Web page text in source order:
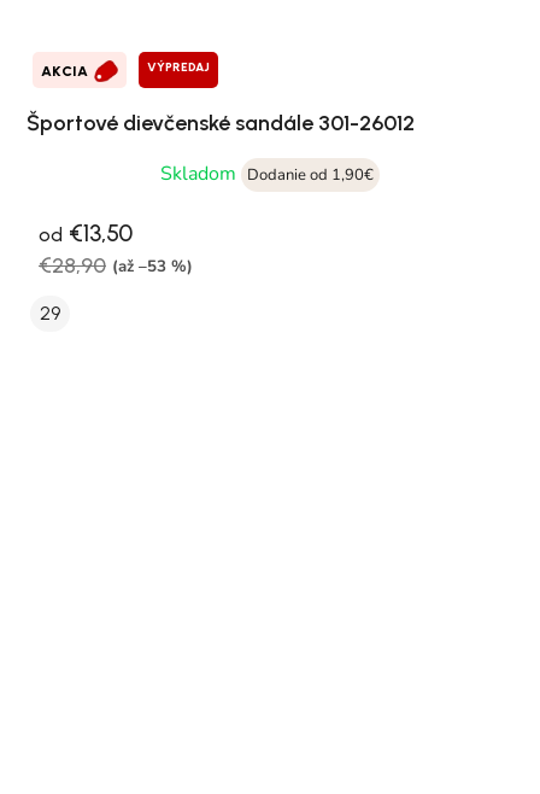
AKCIA VÝPREDAJ
Športové dievčenské sandále 301-26012
Skladom
Dodanie od 1,90€
od €13,50
€28,90 (až –53 %)
29